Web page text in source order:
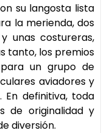
su langosta lista
la merienda, dos
unas costureras,
tanto, los premios
un grupo de
aviadores y
En definitiva, toda
de originalidad y
diversión.